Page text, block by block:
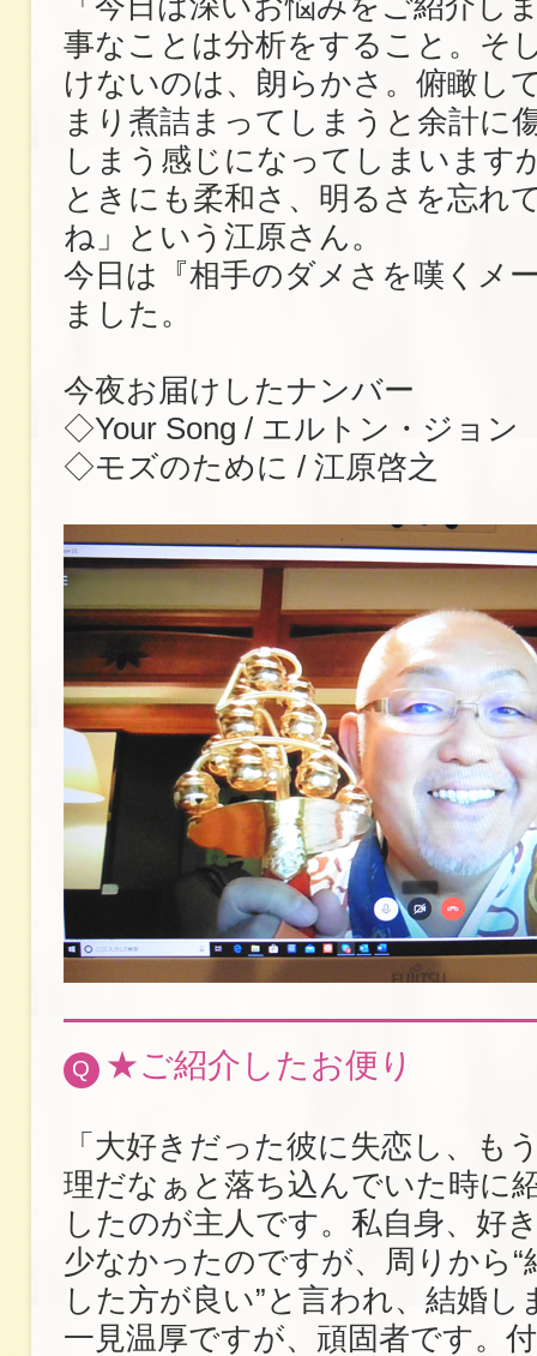
事なことは分析をすること。そ
けないのは、朗らかさ。俯瞰し
まり煮詰まってしまうと余計に
しまう感じになってしまいます
ときにも柔和さ、明るさを忘れ
ね」という江原さん。
今日は『相手のダメさを嘆くメ
ました。
今夜お届けしたナンバー
◇Your Song / エルトン・ジョン
◇モズのために / 江原啓之
Q ★ご紹介したお便り
「大好きだった彼に失恋し、も
理だなぁと落ち込んでいた時に
したのが主人です。私自身、好
少なかったのですが、周りから“
した方が良い”と言われ、結婚し
一見温厚ですが、頑固者です。